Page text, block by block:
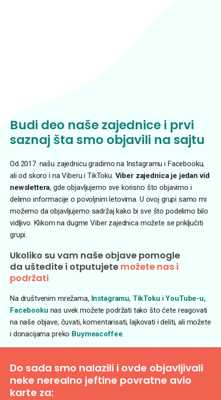
Budi deo naše zajednice i prvi
saznaj šta smo objavili na sajtu
Od 2017. našu zajednicu gradimo na Instagramu i Facebooku,
ali od skoro i na Viberu i TikToku. Viber zajednica je jedan vid
newslettera, gde objavljujemo sve korisno što objavimo i
delimo informacije o povoljnim letovima. U ovoj grupi samo mi
možemo da objavljujemo sadržaj kako bi sve što podelimo bilo
vidljivo. Klikom na dugme Viber zajednica možete se priključiti
grupi.
Ukoliko su vam naše objave pomogle
da uštedite i otputujete možete nas i
podržati
Na društvenim mrežama, Instagramu, TikToku iYouTube-u,
Facebooku nas uvek možete podržati tako što ćete reagovati
na naše objave, čuvati, komentarisati, lajkovati i deliti, ali možete
i donacijama preko Buymeacoffee
Do sada smo nalazili i ovde objavljivali
neke nerealno jeftine povratne avio
karte za: